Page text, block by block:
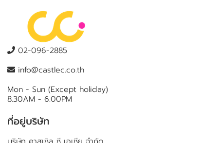
02-096-2885
info@castlec.co.th
Mon - Sun (Except holiday)
8.30AM - 6.00PM
ที่อยู่บริษัท